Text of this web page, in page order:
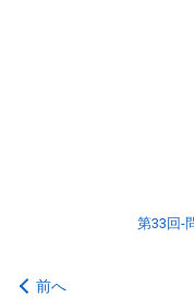
第33回-
前へ